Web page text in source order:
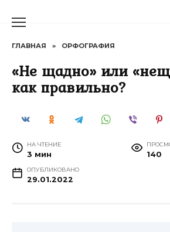
ГЛАВНАЯ » ОРФОГРАФИЯ
«Не щадно» или
как правильно?
НА ЧТЕНИЕ
3 мин 140
ОПУБЛИКОВАНО
29.01.2022